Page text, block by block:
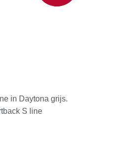
in Daytona grijs.
S line